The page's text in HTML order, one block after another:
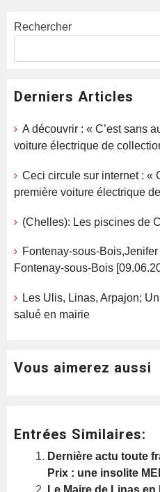
Rechercher
Derniers Articles
A découvrir : « C’est sans
voiture électrique de
Ceci circule sur internet : «
première voiture électrique
(Chelles): Les piscines de
Fontenay-sous-
Fontenay-sous-Bois
Les Ulis, Linas, Arpajon;
salué en mairie
Vous aimerez aussi
Entrées Similaires:
Dernière actu toute
Prix : une insolite
Le Maire de Linas